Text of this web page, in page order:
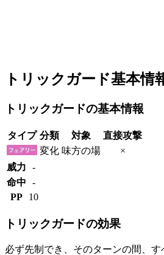
トリックガード基本情
トリックガードの基本情報
タイプ 分類 対象
直接攻撃
変化 味方の場
×
威力
-
命中
-
PP
10
トリックガードの効果
必ず先制でき、そのターンの間、